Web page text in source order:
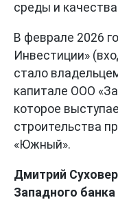
среды и
В феврале 2026
Инвестиции»
стало
капитале ООО
которое
строительства
«Южный».
Дмитрий
Западного